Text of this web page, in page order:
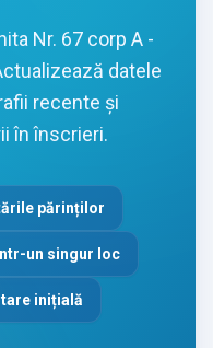
Nr. 67 corp A -
datele
recente și
în înscrieri.
părinților
un singur loc
inițială